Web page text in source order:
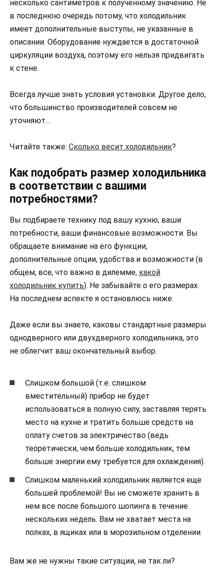
несколько сантиметров к полученному значению. Не
в последнюю очередь потому, что холодильник
имеет дополнительные выступы, не указанные в
описании. Оборудование нуждается в достаточной
циркуляции воздуха, поэтому его нельзя придвигать
к стене.
Всегда лучше знать условия установки. Другое дело,
что большинство производителей совсем не
уточняют…
Читайте также: Сколько весит холодильник?
Как подобрать размер холодильника
в соответствии с вашими
потребностями?
Вы подбираете технику под вашу кухню, ваши
потребности, ваши финансовые возможности. Вы
обращаете внимание на его функции,
дополнительные опции, удобства и возможности (в
общем, все, что важно в дилемме, какой
холодильник купить). Не забывайте о его размерах.
На последнем аспекте я остановлюсь ниже.
Даже если вы знаете, каковы стандартные размеры
однодверного или двухдверного холодильника, это
не облегчит ваш окончательный выбор.
Слишком большой (т.е. слишком
вместительный) прибор не будет
использоваться в полную силу, заставляя терять
место на кухне и тратить больше средств на
оплату счетов за электричество (ведь
теоретически, чем больше холодильник, тем
больше энергии ему требуется для охлаждения).
Слишком маленький холодильник является еще
большей проблемой! Вы не сможете хранить в
нем все после большого шопинга в течение
нескольких недель. Вам не хватает места на
полках, в ящиках или в морозильном отделении.
Вам же не нужны такие ситуации, не так ли?